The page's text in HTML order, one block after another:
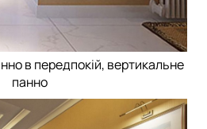
в передпокій, вертикальне
панно